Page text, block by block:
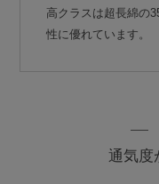
高クラスは超長綿の
性に優れています。
通気度